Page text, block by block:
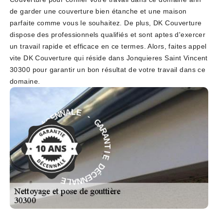
de garder une couverture bien étanche et une maison
parfaite comme vous le souhaitez. De plus, DK Couverture
dispose des professionnels qualifiés et sont aptes d'exercer
un travail rapide et efficace en ce termes. Alors, faites appel
vite DK Couverture qui réside dans Jonquieres Saint Vincent
30300 pour garantir un bon résultat de votre travail dans ce
domaine.
G
A
R
A
N
T
I
E
D
É
C
E
N
N
ALE - GARAN
T
I
E
D
É
C
E
N
N
A
L
E
-